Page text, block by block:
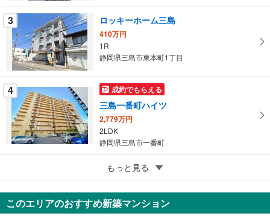
ペ
ー
ジ
に
保
存
す
る
3 ロッキーホーム三島
410万円
1R
静岡県三島市東本町1丁目
4 成約でもらえる
三島一番町ハイツ
2,779万円
2LDK
静岡県三島市一番町
アプローズタウンサンヴェール三島
1,850万円
3LDK
静岡県三島市若松町
もっと見る
このエリアのおすすめ新築マンション